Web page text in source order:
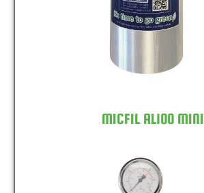
MICFIL AL100 MINI